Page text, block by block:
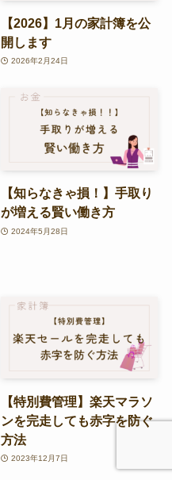
【2026】1月の家計簿を公
開します
2026年2月24日
【知らなきゃ損！】手取り
が増える賢い働き方
2024年5月28日
【特別費管理】楽天マラソ
ンを完走しても赤字を防ぐ
方法
2023年12月7日